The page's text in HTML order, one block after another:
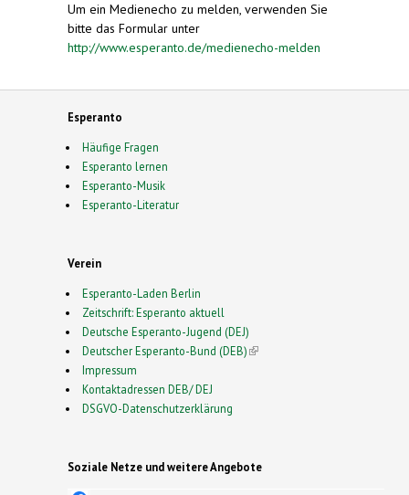
Um ein Medienecho zu melden, verwenden Sie
bitte das Formular unter
http://www.esperanto.de/medienecho-melden
Esperanto
Häufige Fragen
Esperanto lernen
Esperanto-Musik
Esperanto-Literatur
Verein
Esperanto-Laden Berlin
Zeitschrift: Esperanto aktuell
Deutsche Esperanto-Jugend (DEJ)
Deutscher Esperanto-Bund (DEB)(link is external)
Impressum
Kontaktadressen DEB/ DEJ
DSGVO-Datenschutzerklärung
Soziale Netze und weitere Angebote